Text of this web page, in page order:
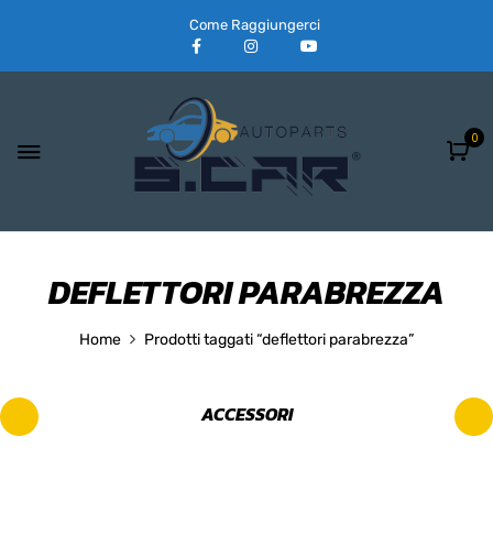
Come Raggiungerci
0
DEFLETTORI PARABREZZA
Home Prodotti taggati “deflettori parabrezza”
ACCESSORI